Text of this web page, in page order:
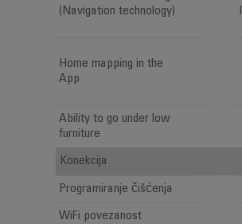
(Navigation technology)
Home mapping in the
App
Ability to go under low
furniture
Konekcija
Programiranje čišćenja
WiFi povezanost